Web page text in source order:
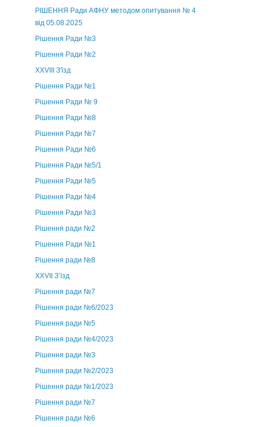
РІШЕННЯ Ради АФНУ методом опитування № 4
від 05.08.2025
Рішення Ради №3
Рішення Ради №2
XXVIII З'їзд
Рішення Ради №1
Рішення Ради № 9
Рішення Ради №8
Рішення Ради №7
Рішення Ради №6
Рішення Ради №5/1
Рішення Ради №5
Рішення Ради №4
Рішення Ради №3
Рішення ради №2
Рішення Ради №1
Рішення ради №8
ХХVII З’їзд
Рішення ради №7
Рішення ради №6/2023
Рішення ради №5
Рішення ради №4/2023
Рішення ради №3
Рішення ради №2/2023
Рішення ради №1/2023
Рішення ради №7
Рішення ради №6